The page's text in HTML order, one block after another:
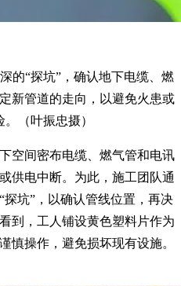
的“探坑”，确认地下电缆、燃
新管道的走向，以避免火患或
（叶振忠摄）
空间密布电缆、燃气管和电讯
供电中断。为此，施工团队通
坑”，以确认管线位置，再决
到，工人铺设黄色塑料片作为
慎操作，避免损坏现有设施。